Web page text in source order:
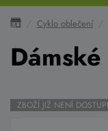
Cyklo oblečení
ZBOŽÍ JIŽ NENÍ